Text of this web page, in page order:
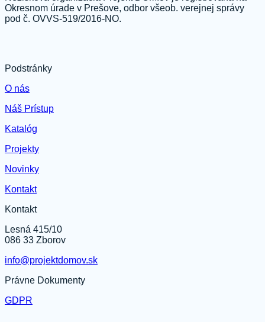
Okresnom úrade v Prešove, odbor všeob. verejnej správy
pod č. OVVS-519/2016-NO.
Podstránky
O nás
Náš Prístup
Katalóg
Projekty
Novinky
Kontakt
Kontakt
Lesná 415/10
086 33 Zborov
info@projektdomov.sk
Právne Dokumenty
GDPR